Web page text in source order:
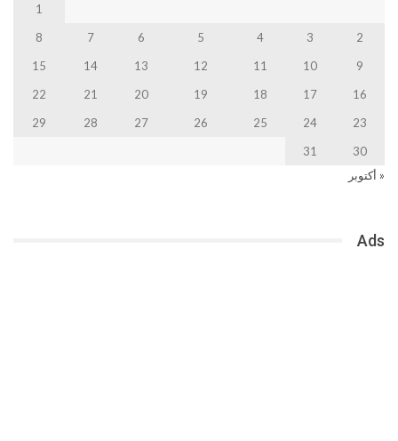
1
2
3
4
5
6
7
8
9
10
11
12
13
14
15
16
17
18
19
20
21
22
23
24
25
26
27
28
29
30
31
« أكتوبر
Ads